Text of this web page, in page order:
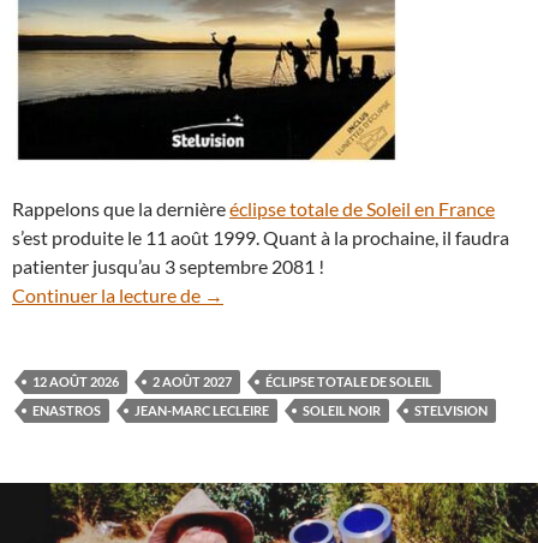
Rappelons que la dernièreéclipse totale de Soleil en France
s’est produite le 11 août 1999. Quant à la prochaine, il faudra
patienter jusqu’au 3 septembre 2081 !
Continuer la lecture de
Soleils noirs, des rendez-vous
→
12 AOÛT 2026 2 AOÛT 2027
ÉCLIPSE TOTALE DE SOLEIL
ENASTROS
JEAN-MARC LECLEIRE SOLEIL NOIR STELVISION